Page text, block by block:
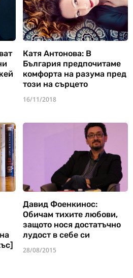
Катя Антонова: В
България предпочитаме
комфорта на разума пред
този на сърцето
16/11/2018
Давид Фоенкинос:
Обичам тихите любови,
защото нося достатъчно
лудост в себе си
28/08/2015